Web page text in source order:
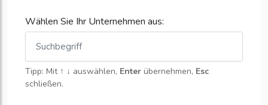
Wählen Sie Ihr Unternehmen aus:
Tipp: Mit ↑ ↓ auswählen, Enter übernehmen, Esc
schließen.